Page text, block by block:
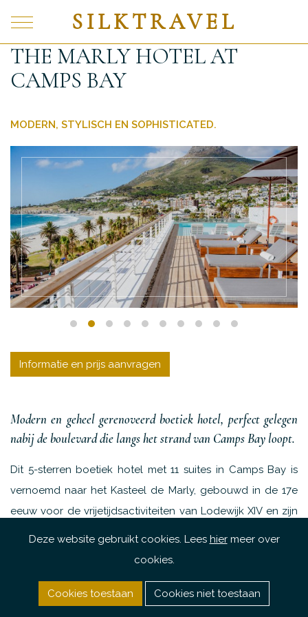
SILKTRAVEL
THE MARLY HOTEL AT
CAMPS BAY
MODERN, STYLISCH EN SOPHISTICATED.
Informatie en prijs aanvragen
Modern en geheel gerenoveerd boetiek hotel, perfect gelegen
nabij de boulevard die langs het strand van Camps Bay loopt.
Dit 5-sterren boetiek hotel met 11 suites in Camps Bay is
vernoemd naar het Kasteel de Marly, gebouwd in de 17e
eeuw voor de vrijetijdsactiviteiten van Lodewijk XIV en zijn
Op april 2019 onderging het iconische boetiekhotel een
transformatie die erop gericht is het niveau van luxe te
Deze website gebruikt cookies. Lees hiermeer over
cookies.
Cookies toestaan Cookies niet toestaan